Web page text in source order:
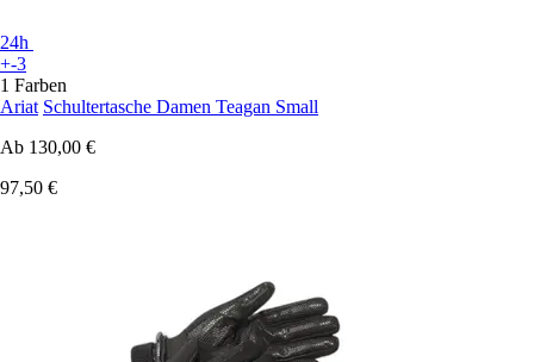
24h
+-3
1 Farben
Ariat Schultertasche Damen Teagan Small
Ab 130,00 €
97,50 €